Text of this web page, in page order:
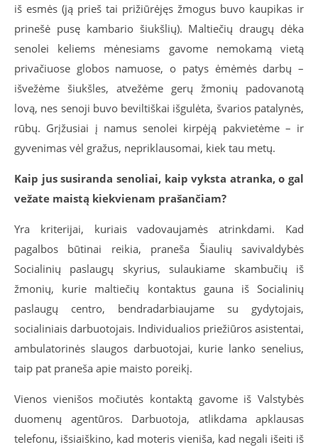
iš esmės (ją prieš tai prižiūrėjęs žmogus buvo kaupikas ir
prinešė pusę kambario šiukšlių). Maltiečių draugų dėka
senolei keliems mėnesiams gavome nemokamą vietą
privačiuose globos namuose, o patys ėmėmės darbų –
išvežėme šiukšles, atvežėme gerų žmonių padovanotą
lovą, nes senoji buvo beviltiškai išgulėta, švarios patalynės,
rūbų. Grįžusiai į namus senolei kirpėją pakvietėme – ir
gyvenimas vėl gražus, nepriklausomai, kiek tau metų.
Kaip jus susiranda senoliai, kaip vyksta atranka, o gal
vežate maistą kiekvienam prašančiam?
Yra kriterijai, kuriais vadovaujamės atrinkdami. Kad
pagalbos būtinai reikia, praneša Šiaulių savivaldybės
Socialinių paslaugų skyrius, sulaukiame skambučių iš
žmonių, kurie maltiečių kontaktus gauna iš Socialinių
paslaugų centro, bendradarbiaujame su gydytojais,
socialiniais darbuotojais. Individualios priežiūros asistentai,
ambulatorinės slaugos darbuotojai, kurie lanko senelius,
taip pat praneša apie maisto poreikį.
Vienos vienišos močiutės kontaktą gavome iš Valstybės
duomenų agentūros. Darbuotoja, atlikdama apklausas
telefonu, išsiaiškino, kad moteris vieniša, kad negali išeiti iš